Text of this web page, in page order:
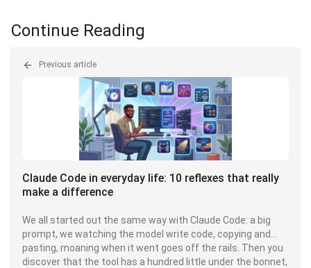
Continue Reading
Previous article
Claude Code in everyday life: 10 reflexes that really
make a difference
We all started out the same way with Claude Code: a big
prompt, we watching the model write code, copying and
pasting, moaning when it went goes off the rails. Then you
discover that the tool has a hundred little under the bonnet,